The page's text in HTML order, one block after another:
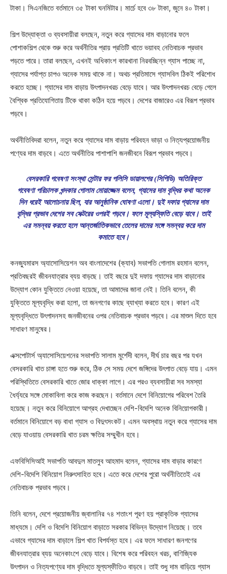
টাকা। সিএনজিতে বর্তমানে ৩৫ টাকা ঘনমিটার। মার্চে হবে ৩৮ টাকা, জুনে ৪০ টাকা।
শিল্প উদ্যোক্তা ও ব্যবসায়ীরা বলছেন, নতুন করে গ্যাসের দাম বাড়ানোর ফলে
পোশাকশিল্প থেকে শুরু করে অর্থনীতির প্রায় প্রতিটি খাতে ভয়াবহ নেতিবাচক প্রভাব
পড়তে পারে। তারা বলছেন, এখনই অধিকাংশ কারখানা নিরবচ্ছিন্ন গ্যাস পাচ্ছে না,
গ্যাসের পর্যাপ্ত চাপও অনেক সময় থাকে না। অথচ প্রতিমাসে গ্যাসবিল ঠিকই পরিশোধ
করতে হচ্ছে। গ্যাসের দাম বাড়ায় উৎপাদনখরচ বেড়ে যাবে। আর উৎপাদনখরচ বেড়ে গেলে
বৈশ্বিক প্রতিযোগিতায় টিকে থাকা কঠিন হয়ে পড়বে। দেশের বাজারেও এর বিরূপ প্রভাব
পড়বে।
অর্থনীতিবিদরা বলেন, নতুন করে গ্যাসের দাম বাড়ায় পরিবহন ভাড়া ও নিত্যপ্রয়োজনীয়
পণ্যের দাম বাড়বে। এতে অর্থনীতির পাশাপাশি জনজীবনে বিরূপ প্রভাব পড়বে।
বেসরকারি গবেষণা সংস্থা সেন্টার ফর পলিসি ডায়ালগের (সিপিডি) অতিরিক্ত
গবেষণা পরিচালক খন্দকার গোলাম মোয়াজ্জেম বলেন, গ্যাসের দাম বৃদ্ধির কথা অনেক
দিন ধরেই আলোচনায় ছিল, যার আনুষ্ঠানিক ঘোষণা এলো। দুই দফায় গ্যাসের দাম
বৃদ্ধির প্রভাব দেশের সব সেক্টরের ওপরই পড়বে। ফলে মূল্যস্ফিতি বেড়ে যাবে। তাই
এর সমন্বয় করতে হলে আন্তর্জাতিকভাবে তেলের দামের সঙ্গে সমন্বয় করে দাম
কমাতে হবে।
কনজ্যুমারস অ্যাসোসিয়েশন অব বাংলাদেশের (ক্যাব) সভাপতি গোলাম রহমান বলেন,
প্রতিবছরই জীবনযাত্রার ব্যয় বাড়ছে। তাই বছরে দুই দফায় গ্যাসের দাম বাড়ানোর
উদ্যোগ কোন যুক্তিতে নেওয়া হয়েছে, তা আমাদের জানা নেই। তিনি বলেন, কী
যুক্তিতে মূল্যবৃদ্ধি করা হলো, তা জনগণের কাছে ব্যাখ্যা করতে হবে। কারণ এই
মূল্যবৃদ্ধিতে উৎপাদনসহ জনজীবনের ওপর নেতিবাচক প্রভাব পড়বে। এর মাশুল দিতে হবে
সাধারণ মানুষের।
এক্সপোটার্স অ্যাসোসিয়েশনের সভাপতি সালাম মুর্শেদী বলেন, দীর্ঘ চার বছর পর যখন
বেসরকারি খাত চাঙ্গা হতে শুরু করে, ঠিক সে সময় দেশে জঙ্গিদের উৎপাত বেড়ে যায়। এমন
পরিস্থিতিতে বেসরকারি খাতে জোর ধাক্কা লাগে। এর পরও ব্যবসায়ীরা সব সমস্যা
ধৈর্য্যরে সঙ্গে মোকাবিলা করে কাজ করছেন। বর্তমানে দেশে বিনিয়োগের পরিবেশ তৈরি
হয়েছে। নতুন করে বিনিয়োগে আগ্রহ দেখাচ্ছেন দেশি-বিদেশি অনেক বিনিয়োগকারী।
বর্তমানে বিনিয়োগে বড় বাধা গ্যাস ও বিদুৎসংকট। এমন অবস্থায় নতুন করে গ্যাসের দাম
বেড়ে যাওয়ায় বেসরকারি খাত চরম ক্ষতির সম্মুখীন হবে।
এফবিসিসিআই সভাপতি আবদুল মাতলুব আহমাদ বলেন, গ্যাসের দাম বাড়ার কারণে
দেশি-বিদেশি বিনিয়োগ নিরুৎসাহিত হবে। এতে করে দেশের পুরো অর্থনীতিতেই এর
নেতিবাচক প্রভাব পড়বে।
তিনি বলেন, দেশে প্রয়োজনীয় জ্বালানির ৭৪ শতাংশ পূরণ হয় প্রাকৃতিক গ্যাসের
মাধ্যমে। দেশি ও বিদেশি বিনিয়োগ বাড়াতে সরকার বিভিন্ন উদ্যোগ নিয়েছে। তবে
এভাবে গ্যাসের দাম বাড়ালে শিল্প খাত বিপর্যস্ত হবে। এর ফলে সাধারণ জনগণের
জীবনযাত্রার ব্যয় অনেকাংশে বেড়ে যাবে। বিশেষ করে পরিবহন খরচ, বাণিজ্যিক
উৎপাদন ও নিত্যপণ্যের দাম বৃদ্ধিতে মূল্যস্ফীতিও বাড়বে। তাই শুধু দাম বাড়িয়ে গ্যাস